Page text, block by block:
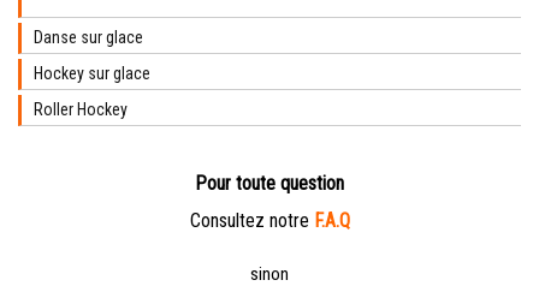
Danse sur glace
Hockey sur glace
Roller Hockey
Pour toute question
Consultez notre F.A.Q
sinon